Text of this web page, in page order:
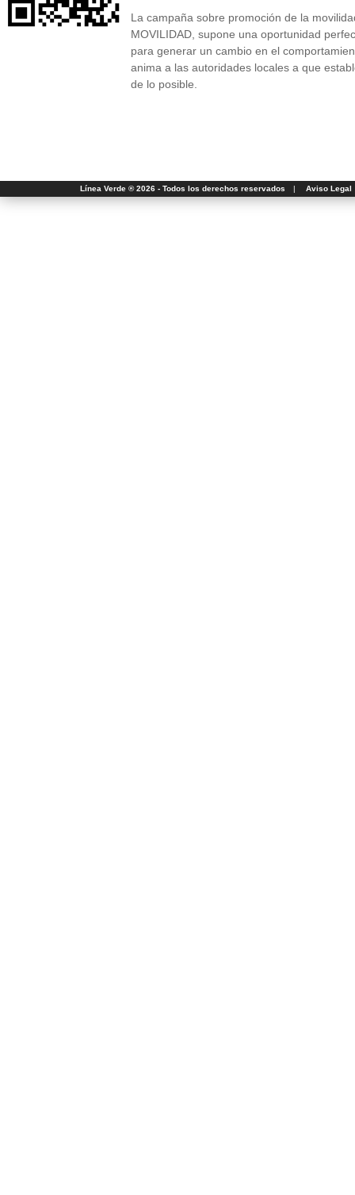
La campaña sobre promoción de la
MOVILIDAD, supone una oportunidad
para generar un cambio en el
anima a las autoridades locales a que
de lo posible.
Línea Verde ® 2026 - Todos los derechos reservados | Aviso Legal